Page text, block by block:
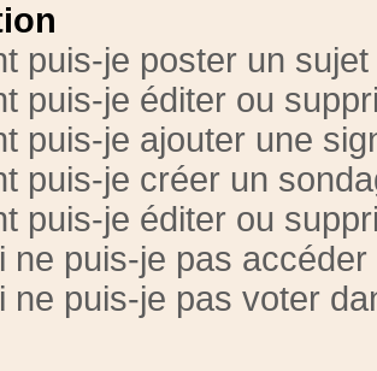
puis-je poster un
puis-je éditer ou
puis-je ajouter une
puis-je créer un
puis-je éditer ou
ne puis-je pas
ne puis-je pas voter